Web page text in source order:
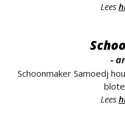
Lees
-
Schoonmaker Samoedj
Lees